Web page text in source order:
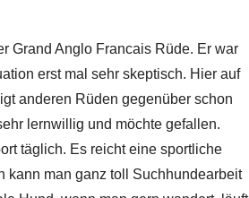
Grand Anglo Francais Rüde. Er war
erst mal sehr skeptisch. Hier auf
anderen Rüden gegenüber schon
lernwillig und möchte gefallen.
täglich. Es reicht eine sportliche
kann man ganz toll Suchhundearbeit